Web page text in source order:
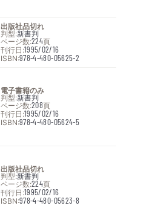
出版社品切れ
判型:新書判
ページ数:224頁
刊行日:1995/02/16
ISBN:978-4-480-05625-2
電子書籍のみ
判型:新書判
ページ数:208頁
刊行日:1995/02/16
ISBN:978-4-480-05624-5
出版社品切れ
判型:新書判
ページ数:224頁
刊行日:1995/02/16
ISBN:978-4-480-05623-8